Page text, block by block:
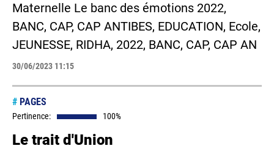
Maternelle Le banc des émotions 2022,
BANC, CAP, CAP ANTIBES, EDUCATION, Ecole,
JEUNESSE, RIDHA, 2022, BANC, CAP, CAP AN
30/06/2023 11:15
# PAGES
Pertinence: 100%
Le trait d'Union